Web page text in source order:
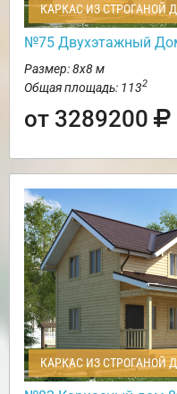
КАРКАС ИЗ СТРОГАНОЙ
№75 Двухэтажный
Размер: 8х8 м
Общая площадь: 1132
от 3289200
КАРКАС ИЗ СТРОГАНОЙ